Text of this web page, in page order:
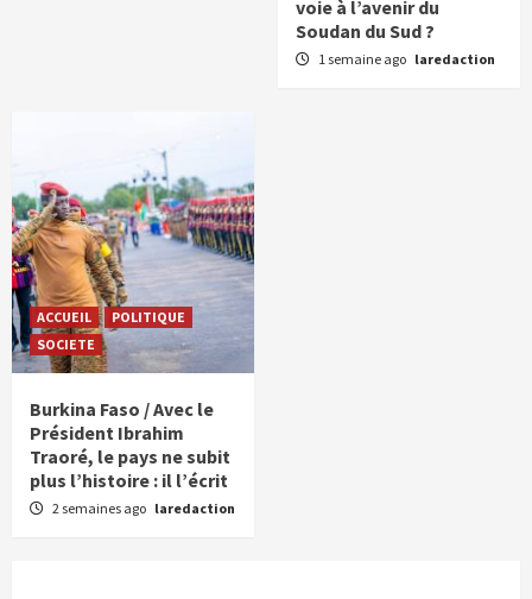
voie à l’avenir du
Soudan du Sud ?
1 semaine ago laredaction
ACCUEIL
POLITIQUE
SOCIETE
Burkina Faso / Avec le
Président Ibrahim
Traoré, le pays ne subit
plus l’histoire : il l’écrit
2 semaines ago laredaction